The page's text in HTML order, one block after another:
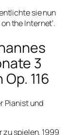
sie nun
the Internet‘.
3
116
Pianist und
zu spielen. 1999